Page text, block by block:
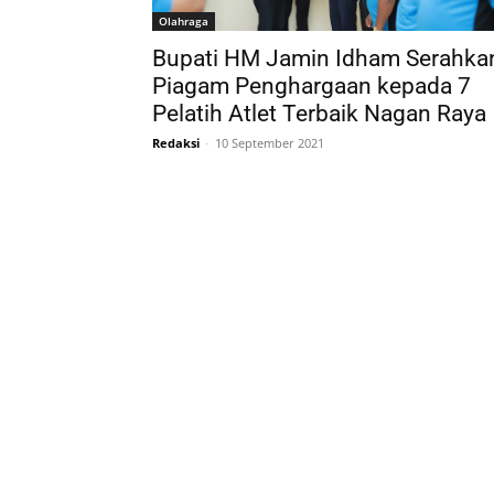
Olahraga
Bupati HM Jamin Idham
Piagam Penghargaan kepada 7
Pelatih Atlet Terbaik Nagan Raya
Redaksi - 10 September 2021